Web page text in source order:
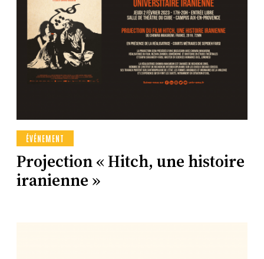
ÉVÉNEMENT
Projection « Hitch, une histoire
iranienne »